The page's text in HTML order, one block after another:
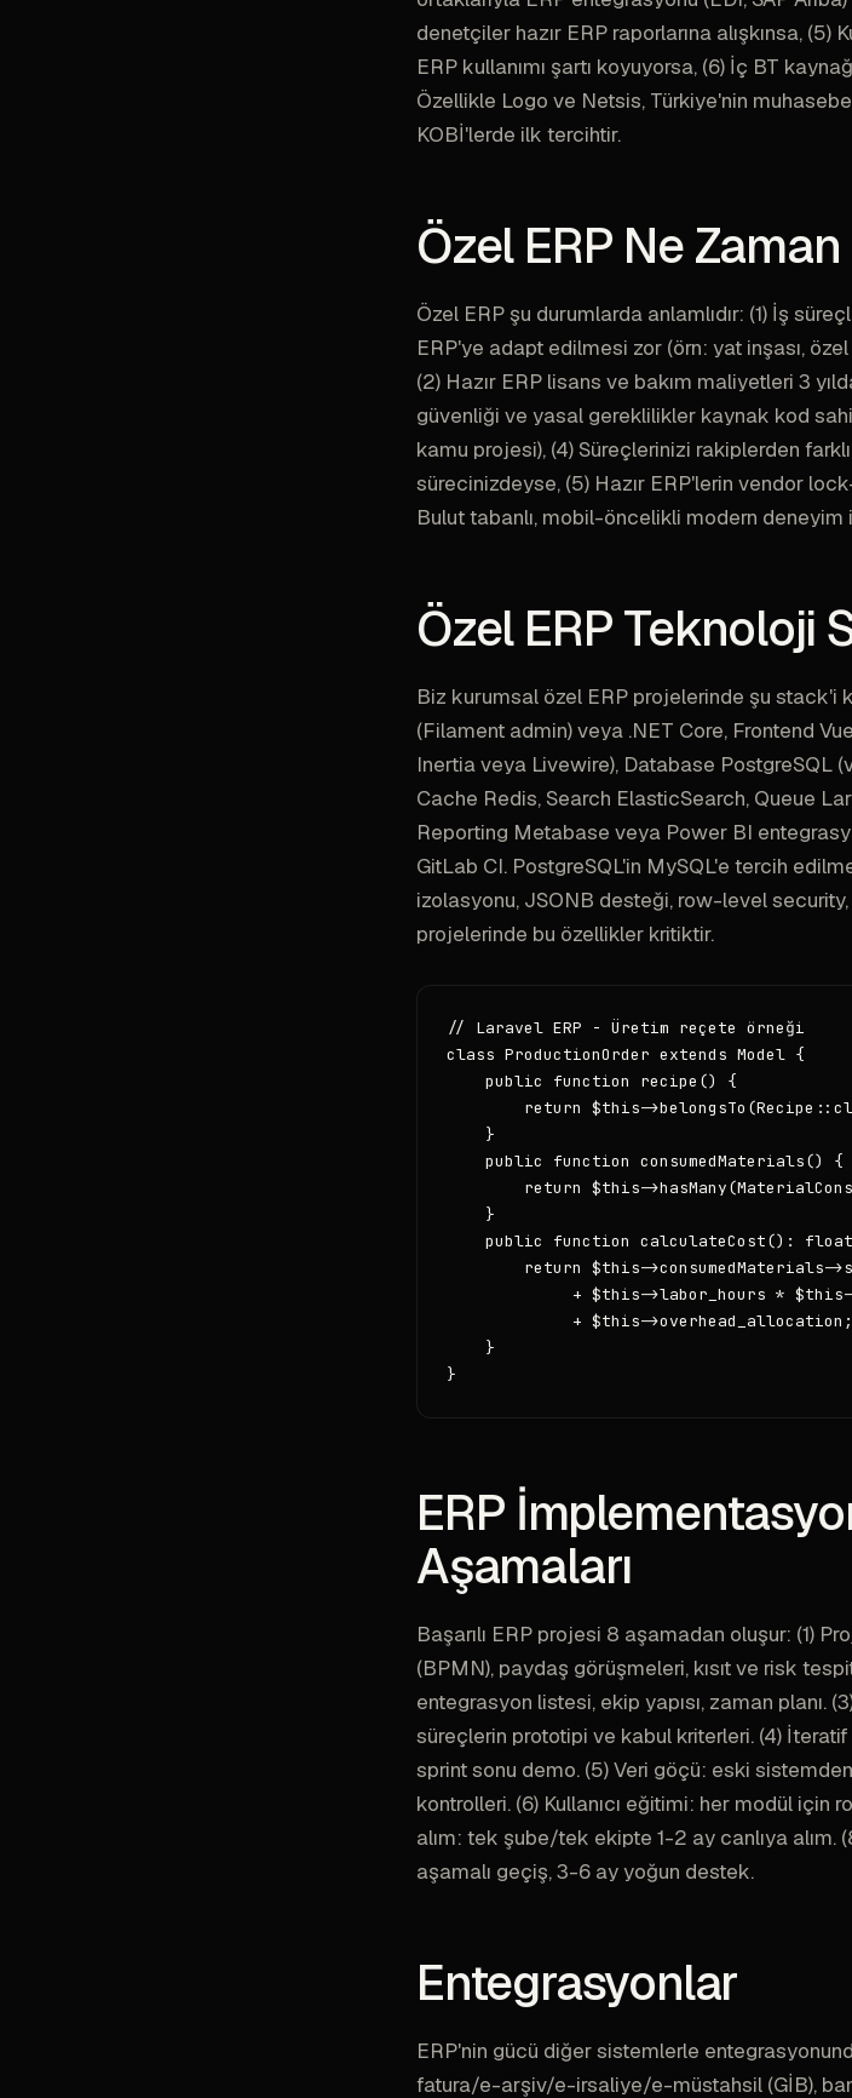
denetçiler hazır ERP raporlarına alışkınsa,
ERP kullanımı şartı koyuyorsa, (6) İç BT
Özellikle Logo ve Netsis, Türkiye'nin
KOBİ'lerde ilk tercihtir.
Özel ERP Ne
Özel ERP şu durumlarda anlamlıdır: (1) İş
ERP'ye adapt edilmesi zor (örn: yat inşası,
(2) Hazır ERP lisans ve bakım maliyetleri 3
güvenliği ve yasal gereklilikler kaynak kod
kamu projesi), (4) Süreçlerinizi rakiplerden
sürecinizdeyse, (5) Hazır ERP'lerin vendor
Bulut tabanlı, mobil-öncelikli modern deneyim
Özel ERP Teknoloji
Biz kurumsal özel ERP projelerinde şu stack'i
(Filament admin) veya .NET Core, Frontend
Inertia veya Livewire), Database PostgreSQL
Cache Redis, Search ElasticSearch, Queue
Reporting Metabase veya Power BI
GitLab CI. PostgreSQL'in MySQL'e tercih
izolasyonu, JSONB desteği, row-level
projelerinde bu özellikler kritiktir.
// Laravel ERP - Üretim reçete örneği
class ProductionOrder extends Model {
    public function recipe() {
return $this-
    }
    public function consumedMaterials() {
return $this-
    }
public function calculateCost():
return $this->consumedMaterials-
+ $this->labor_hours *
             + $this->overhead_allocation;
    }
}
ERP
Aşamaları
Başarılı ERP projesi 8 aşamadan oluşur: (1)
(BPMN), paydaş görüşmeleri, kısıt ve risk
entegrasyon listesi, ekip yapısı, zaman planı.
süreçlerin prototipi ve kabul kriterleri. (4)
sprint sonu demo. (5) Veri göçü: eski
kontrolleri. (6) Kullanıcı eğitimi: her modül için
alım: tek şube/tek ekipte 1-2 ay canlıya alım.
aşamalı geçiş, 3-6 ay yoğun destek.
Entegrasyonlar
ERP'nin gücü diğer sistemlerle
fatura/e-arşiv/e-irsaliye/e-müstahsil (GİB),